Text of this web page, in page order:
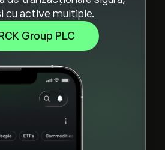
cu active multiple.
Group PLC